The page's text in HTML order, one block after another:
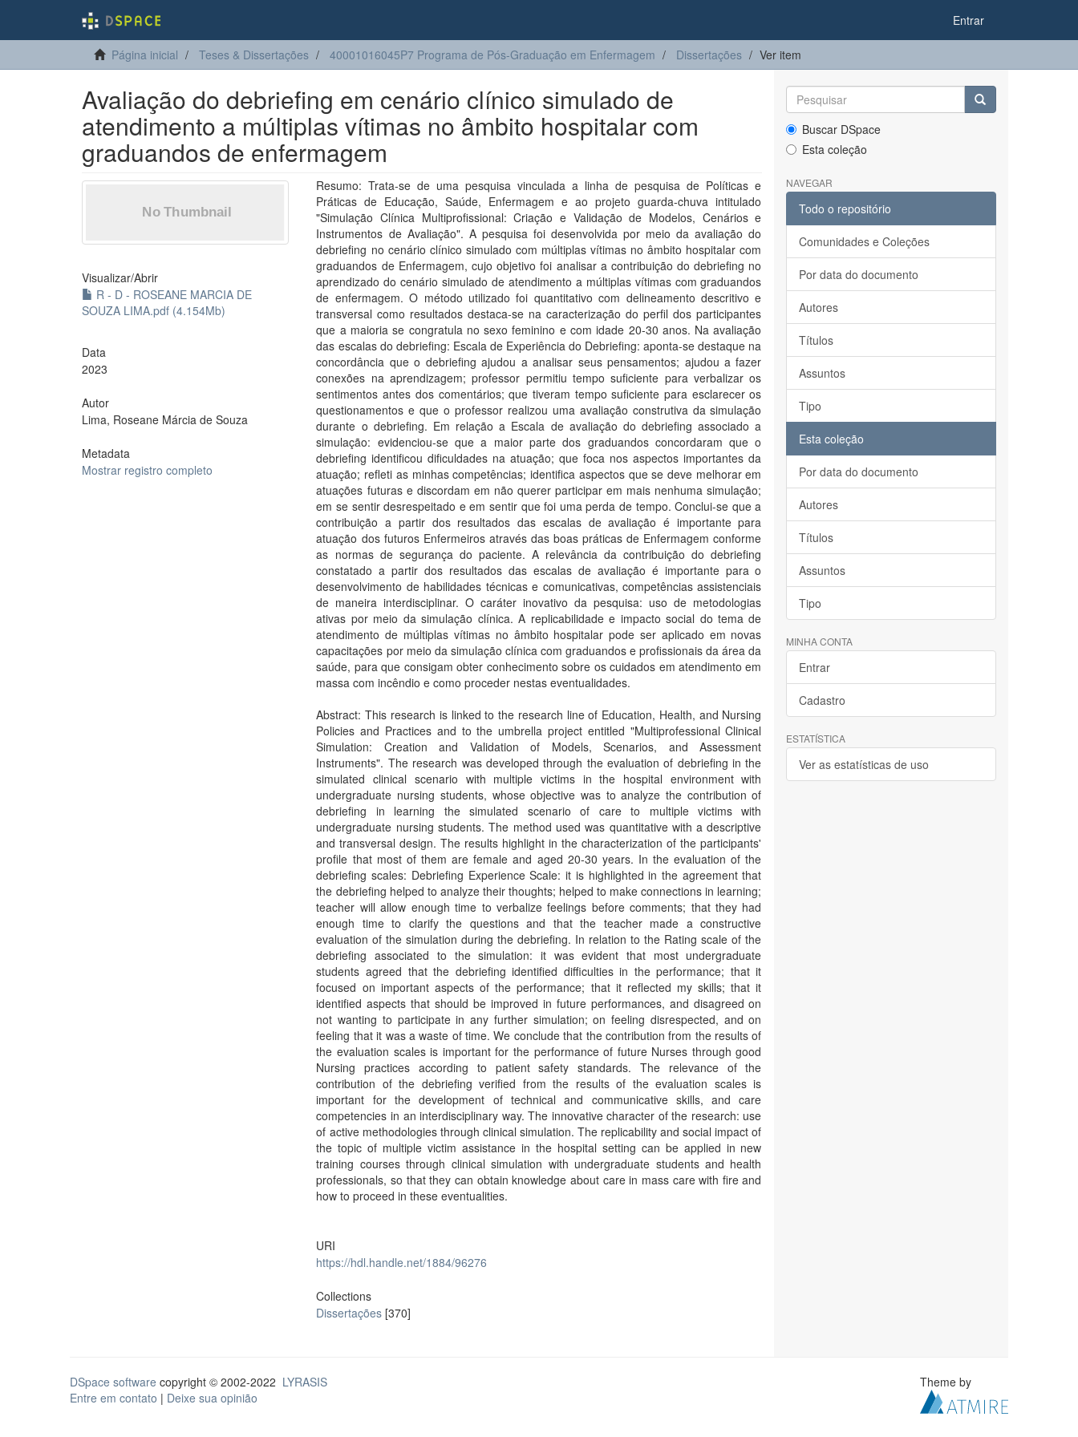
Entrar
Página inicial Teses & Dissertações 40001016045P7 Programa de Pós-Graduação em Enfermagem Dissertações Ver item
Avaliação do debriefing em cenário clínico simulado de
atendimento a múltiplas vítimas no âmbito hospitalar com
graduandos de enfermagem
Visualizar/Abrir
R - D - ROSEANE MARCIA DE
SOUZA LIMA.pdf (4.154Mb)
Data
2023
Autor
Lima, Roseane Márcia de Souza
Metadata
Mostrar registro completo
Resumo: Trata-se de uma pesquisa vinculada a linha de pesquisa de Políticas e
Práticas de Educação, Saúde, Enfermagem e ao projeto guarda-chuva intitulado
"Simulação Clínica Multiprofissional: Criação e Validação de Modelos, Cenários e
Instrumentos de Avaliação". A pesquisa foi desenvolvida por meio da avaliação do
debriefing no cenário clínico simulado com múltiplas vítimas no âmbito hospitalar com
graduandos de Enfermagem, cujo objetivo foi analisar a contribuição do debriefing no
aprendizado do cenário simulado de atendimento a múltiplas vítimas com graduandos
de enfermagem. O método utilizado foi quantitativo com delineamento descritivo e
transversal como resultados destaca-se na caracterização do perfil dos participantes
que a maioria se congratula no sexo feminino e com idade 20-30 anos. Na avaliação
das escalas do debriefing: Escala de Experiência do Debriefing: aponta-se destaque na
concordância que o debriefing ajudou a analisar seus pensamentos; ajudou a fazer
conexões na aprendizagem; professor permitiu tempo suficiente para verbalizar os
sentimentos antes dos comentários; que tiveram tempo suficiente para esclarecer os
questionamentos e que o professor realizou uma avaliação construtiva da simulação
durante o debriefing. Em relação a Escala de avaliação do debriefing associado a
simulação: evidenciou-se que a maior parte dos graduandos concordaram que o
debriefing identificou dificuldades na atuação; que foca nos aspectos importantes da
atuação; refleti as minhas competências; identifica aspectos que se deve melhorar em
atuações futuras e discordam em não querer participar em mais nenhuma simulação;
em se sentir desrespeitado e em sentir que foi uma perda de tempo. Conclui-se que a
contribuição a partir dos resultados das escalas de avaliação é importante para
atuação dos futuros Enfermeiros através das boas práticas de Enfermagem conforme
as normas de segurança do paciente. A relevância da contribuição do debriefing
constatado a partir dos resultados das escalas de avaliação é importante para o
desenvolvimento de habilidades técnicas e comunicativas, competências assistenciais
de maneira interdisciplinar. O caráter inovativo da pesquisa: uso de metodologias
ativas por meio da simulação clínica. A replicabilidade e impacto social do tema de
atendimento de múltiplas vítimas no âmbito hospitalar pode ser aplicado em novas
capacitações por meio da simulação clínica com graduandos e profissionais da área da
saúde, para que consigam obter conhecimento sobre os cuidados em atendimento em
massa com incêndio e como proceder nestas eventualidades.
Abstract: This research is linked to the research line of Education, Health, and Nursing
Policies and Practices and to the umbrella project entitled "Multiprofessional Clinical
Simulation: Creation and Validation of Models, Scenarios, and Assessment
Instruments". The research was developed through the evaluation of debriefing in the
simulated clinical scenario with multiple victims in the hospital environment with
undergraduate nursing students, whose objective was to analyze the contribution of
debriefing in learning the simulated scenario of care to multiple victims with
undergraduate nursing students. The method used was quantitative with a descriptive
and transversal design. The results highlight in the characterization of the participants'
profile that most of them are female and aged 20-30 years. In the evaluation of the
debriefing scales: Debriefing Experience Scale: it is highlighted in the agreement that
the debriefing helped to analyze their thoughts; helped to make connections in learning;
teacher will allow enough time to verbalize feelings before comments; that they had
enough time to clarify the questions and that the teacher made a constructive
evaluation of the simulation during the debriefing. In relation to the Rating scale of the
debriefing associated to the simulation: it was evident that most undergraduate
students agreed that the debriefing identified difficulties in the performance; that it
focused on important aspects of the performance; that it reflected my skills; that it
identified aspects that should be improved in future performances, and disagreed on
not wanting to participate in any further simulation; on feeling disrespected, and on
feeling that it was a waste of time. We conclude that the contribution from the results of
the evaluation scales is important for the performance of future Nurses through good
Nursing practices according to patient safety standards. The relevance of the
contribution of the debriefing verified from the results of the evaluation scales is
important for the development of technical and communicative skills, and care
competencies in an interdisciplinary way. The innovative character of the research: use
of active methodologies through clinical simulation. The replicability and social impact of
the topic of multiple victim assistance in the hospital setting can be applied in new
training courses through clinical simulation with undergraduate students and health
professionals, so that they can obtain knowledge about care in mass care with fire and
how to proceed in these eventualities.
URI
https://hdl.handle.net/1884/96276
Collections
Dissertações [370]
Buscar DSpace
Esta coleção
NAVEGAR
Todo o repositório
Comunidades e Coleções
Por data do documento
Autores
Títulos
Assuntos
Tipo
Esta coleção
Por data do documento
Autores
Títulos
Assuntos
Tipo
MINHA CONTA
Entrar
Cadastro
ESTATÍSTICA
Ver as estatísticas de uso
DSpace software copyright © 2002-2022 LYRASIS
Entre em contato | Deixe sua opinião
Theme by